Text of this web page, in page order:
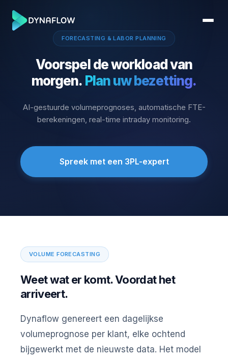
FORECASTING & LABOR PLANNING
Voorspel de workload van
morgen. Plan uw bezetting.
AI-gestuurde volumeprognoses, automatische FTE-
berekeningen, real-time intraday monitoring.
Spreek met een 3PL-expert
VOLUME FORECASTING
Weet wat er komt. Voordat het
arriveert.
Dynaflow genereert een dagelijkse
volumeprognose per klant, elke ochtend
bijgewerkt met de nieuwste data. Het model